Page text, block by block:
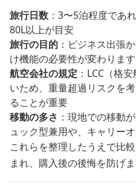
旅行日数 ：3〜5泊程度であ
80L以上が目安
旅行の目的 ：ビジネス出張
け機能の必要性が変わります
航空会社の規定 ：LCC（格
いため、重量超過リスクを
ることが重要
移動の多さ ：現地での移動
ュック型兼用や、キャリー
これらを整理したうえで比
まれ、購入後の後悔を防げま